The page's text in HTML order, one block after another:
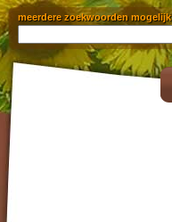
meerdere zoekwoorden mogelijk